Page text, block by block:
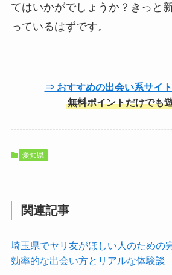
てはいかがでしょうか？きっと
っているはずです。
⇒ おすすめの出会い系サイ
無料ポイントだけでも
愛知県
関連記事
埼玉県でヤリ友がほしい人のための
効率的な出会い方とリアルな体験談